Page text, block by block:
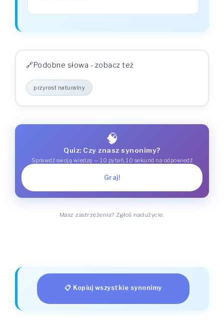
Podobne słowa - zobacz też
przyrost naturalny
🧠
Quiz: Czy znasz synonimy?
Sprawdź swoją wiedzę — 10 pytań, 10 sekund na odpowiedź
Graj!
Masz zastrzeżenia? Zgłoś nadużycie.
📋 Kopiuj wszystkie synonimy